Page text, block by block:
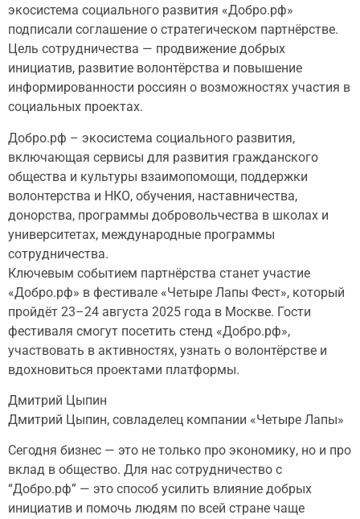
экосистема социального развития «Добро.рф»
подписали соглашение о стратегическом партнёрстве.
Цель сотрудничества — продвижение добрых
инициатив, развитие волонтёрства и повышение
информированности россиян о возможностях участия в
социальных проектах.
Добро.рф – экосистема социального развития,
включающая сервисы для развития гражданского
общества и культуры взаимопомощи, поддержки
волонтерства и НКО, обучения, наставничества,
донорства, программы добровольчества в школах и
университетах, международные программы
сотрудничества.
Ключевым событием партнёрства станет участие
«Добро.рф» в фестивале «Четыре Лапы Фест», который
пройдёт 23–24 августа 2025 года в Москве. Гости
фестиваля смогут посетить стенд «Добро.рф»,
участвовать в активностях, узнать о волонтёрстве и
вдохновиться проектами платформы.
Дмитрий Цыпин
Дмитрий Цыпин, совладелец компании «Четыре Лапы»
Сегодня бизнес — это не только про экономику, но и про
вклад в общество. Для нас сотрудничество с
“Добро.рф” — это способ усилить влияние добрых
инициатив и помочь людям по всей стране чаще